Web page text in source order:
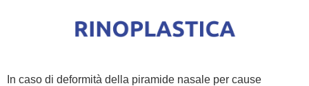
In caso di deformità della piramide nasale per cause